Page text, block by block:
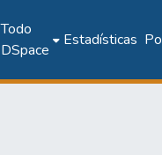
Todo
DSpace
Estadísticas